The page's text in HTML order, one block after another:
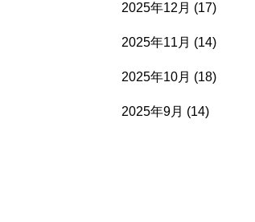
2025年12月 (17)
2025年11月 (14)
2025年10月 (18)
2025年9月 (14)